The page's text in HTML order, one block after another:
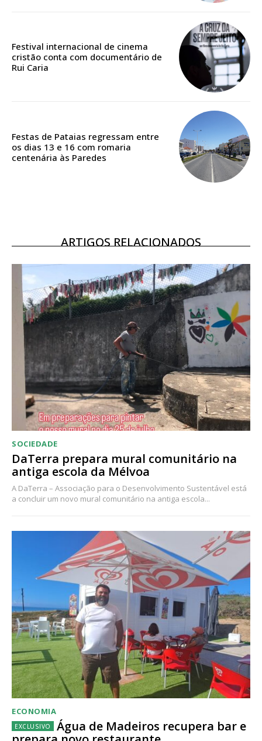
Acesso ao conteúdo online
Acesso aos conteúdos Exclusivos para
assinantes
Acesso ao conteúdo online
Acesso aos conteúdos Exclusivos para
assinantes
Ofertas para assinatura anual
Escolha o plano
Festival internacional de cinema
cristão conta com documentário de
Rui Caria
Festas de Pataias regressam entre
os dias 13 e 16 com romaria
centenária às Paredes
ARTIGOS RELACIONADOS
SOCIEDADE
DaTerra prepara mural comunitário na
antiga escola da Mélvoa
A DaTerra – Associação para o Desenvolvimento Sustentável está
a concluir um novo mural comunitário na antiga escola...
ECONOMIA
Água de Madeiros recupera bar e